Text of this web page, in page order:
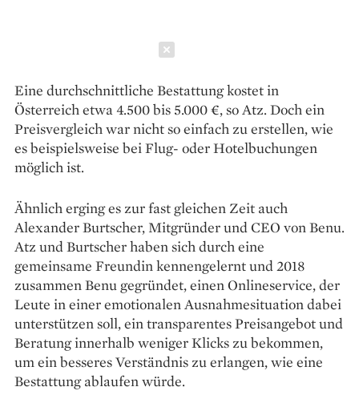
Eine durchschnittliche Be­stattung kostet in
Österreich etwa 4.500 bis 5.000 €, so Atz. Doch ein
Preisvergleich war nicht so einfach zu erstellen, wie
es beispielsweise bei Flug- oder Hotelbuchungen
möglich ist.
Ähnlich erging es zur fast gleichen Zeit auch
Alexander Burtscher, Mitgründer und CEO von Benu.
Atz und Burtscher haben sich durch eine
gemeinsame Freundin kennen­gelernt und 2018
zusammen Benu gegründet, einen Online­service, der
Leute in einer emo­tionalen Ausnahmesituation dabei
unterstützen soll, ein transparentes Preis­angebot und
Beratung innerhalb weniger Klicks zu bekommen,
um ein besseres Verständnis zu er­langen, wie eine
Bestattung ablaufen würde.